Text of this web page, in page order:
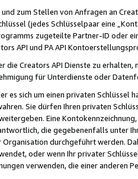
zum Stellen von Anfragen an
(jedes Schlüsselpaar eine
zugeteilte Partner-ID oder
API und PA API
die Creators API Dienste zu
für Unterdienste oder
es sich um einen privaten
Sie dürfen Ihren privaten
Eine
die gegebenenfalls unter
durchgeführt werden.
oder wenn Ihr privater
verwenden, die einer anderen